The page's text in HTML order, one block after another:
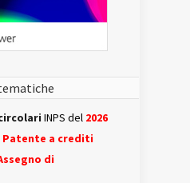
INPS del 2026
Patente a crediti
di